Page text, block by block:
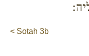
< Sotah 3b